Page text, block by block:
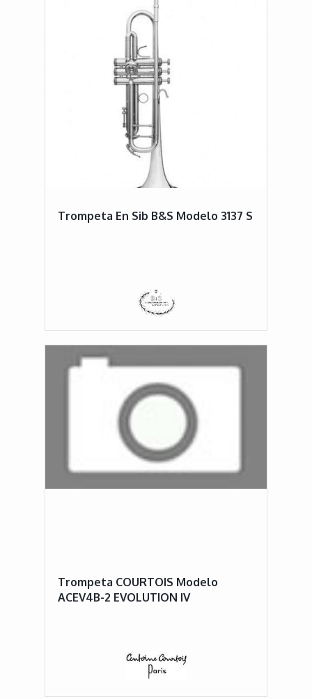
Trompeta En Sib B&S Modelo 3137 S
Trompeta COURTOIS Modelo
ACEV4B-2 EVOLUTION IV